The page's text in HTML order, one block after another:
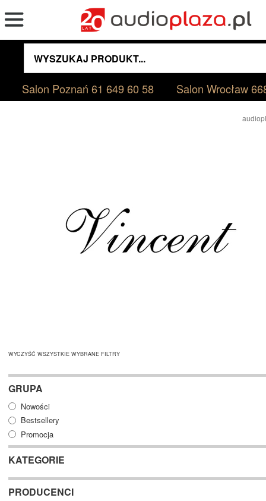
Salon Poznań61 649 60 58 Salon Wrocław
WYCZYŚĆ WSZYSTKIE WYBRANE FILTRY
GRUPA
Nowości
Bestsellery
Promocja
KATEGORIE
PRODUCENCI